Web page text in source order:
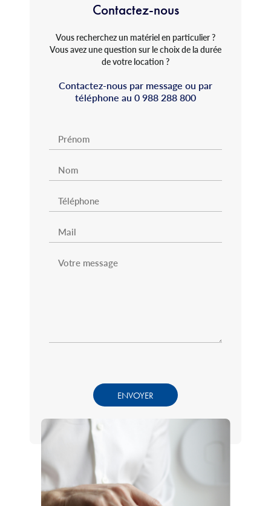
Contactez-nous
Vous recherchez un matériel en particulier ?
Vous avez une question sur le choix de la durée
de votre location ?
Contactez-nous par message ou par
téléphone au 0 988 288 800
ENVOYER